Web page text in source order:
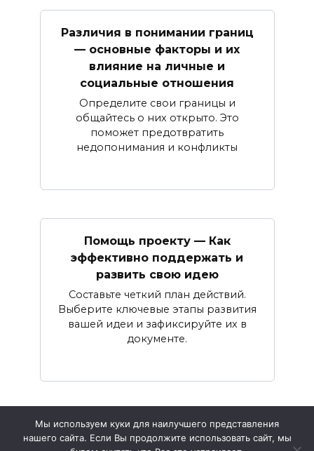
Различия в понимании границ
— основные факторы и их
влияние на личные и
социальные отношения
Определите свои границы и
общайтесь о них открыто. Это
поможет предотвратить
недопонимания и конфликты
Помощь проекту — Как
эффективно поддержать и
развить свою идею
Составьте четкий план действий.
Выберите ключевые этапы развития
вашей идеи и зафиксируйте их в
документе.
Мы используем куки для наилучшего представления
нашего сайта. Если Вы продолжите использовать сайт, мы